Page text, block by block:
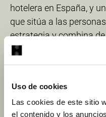
Uso de cookies
Las cookies de este sitio
el contenido y los
hotelera en España, y
que sitúa a las
estrategia y combina
rentabilidad
Desde su posición
Ilunion Hotels, José
un proyecto pionero en